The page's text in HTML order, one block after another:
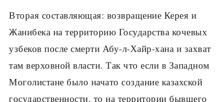
Вторая составляющая: возвращение Керея и
Жанибека на территорию Государства кочевых
узбеков после смерти Абу-л-Хайр-хана и захват
там верховной власти. Так что если в Западном
Моголистане было начато создание казахской
государственности, то на территории бывшего